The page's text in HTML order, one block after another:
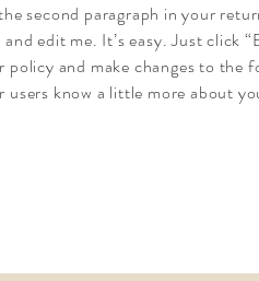
second paragraph in your
edit me. It’s easy. Just click
policy and make changes to the
users know a little more about